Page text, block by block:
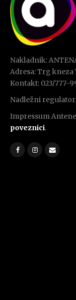
Nakladnik:
Adresa: Trg kneza
Kontakt: 023/777-
Nadležni
Impressum
poveznici.